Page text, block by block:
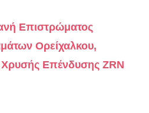
Επιστρώματος
Ορείχαλκου,
Επένδυσης ZRN